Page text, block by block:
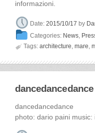
informazioni.
Date:2015/10/17 by
Categories: News,
 Tags: architecture mare
dancedancedance
dancedancedance
photo: dario paini music: